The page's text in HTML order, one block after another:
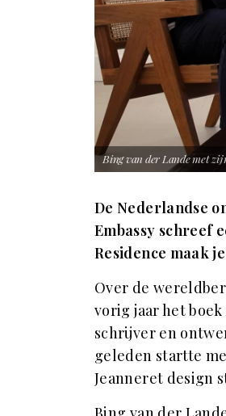
Bing van der Lande met
De Nederlandse
Embassy schreef
Residence maak
Over de
vorig jaar het boek
schrijver en
geleden startte
Jeanneret design